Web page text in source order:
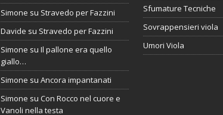
Simone su Stravedo per Fazzini
Davide su Stravedo per Fazzini
Simone suIl pallone era quello
giallo…
Simone suAncora impantanati
Simone suCon Rocco nel cuore e
Vanoli nella testa
Sfumature Tecniche
Sovrappensieri viola
Umori Viola